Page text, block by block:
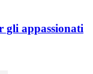
gli appassionati